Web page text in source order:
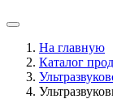
На главную
Каталог